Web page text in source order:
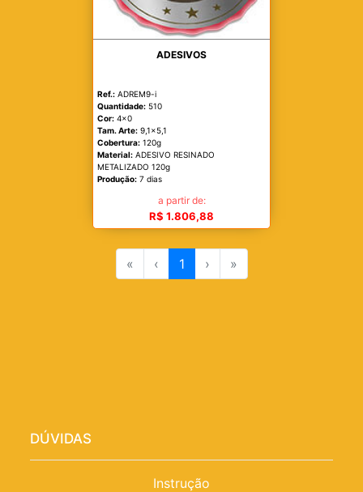
ADESIVOS
Ref.: ADREM9-i
Quantidade: 510
Cor: 4x0
Tam. Arte: 9,1x5,1
Cobertura: 120g
Material: ADESIVO RESINADO
METALIZADO 120g
Produção: 7 dias
a partir de:
R$ 1.806,88
« ‹ 1 › »
DÚVIDAS
Instrução